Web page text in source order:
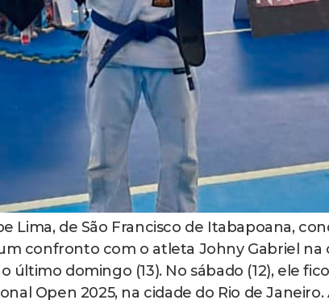
Lima, de São Francisco de Itabapoana,
confronto com o atleta Johny Gabriel na
último domingo (13). No sábado (12), ele
Open 2025, na cidade do Rio de Janeiro.